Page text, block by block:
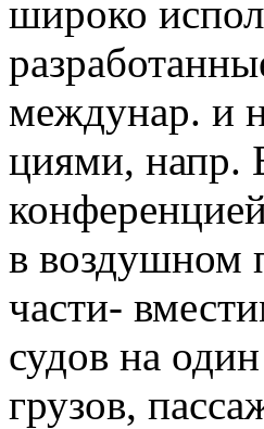
широко
междунар. и
циями, напр.
в воздушном
части-
судов на
грузов,